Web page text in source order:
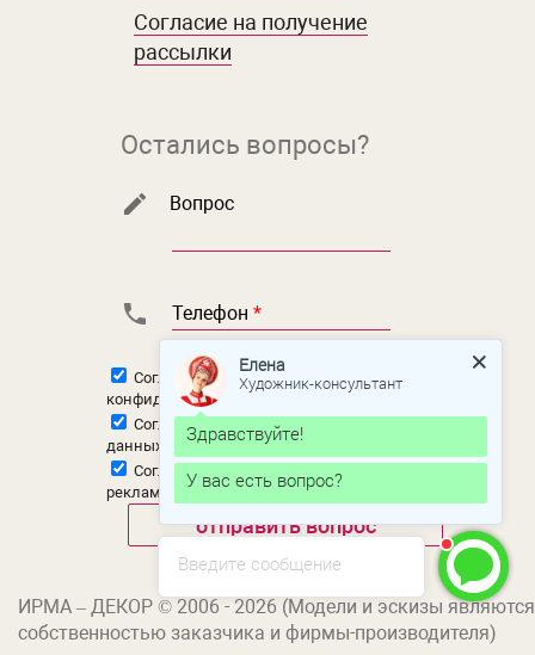
Согласие на получение
рассылки
Остались вопросы?
Вопрос
Телефон *
Согласен сполитикой
конфиденциальности
Согласен на
обработку персональных
данных
Согласен на
получение новостной и
рекламной рассылки
ИРМА – ДЕКОР © 2006 - 2026 (Модели и эскизы являются
собственностью заказчика и фирмы-производителя)
Введите сообщение
Елена
Художник-консультант
Здравствуйте!
У вас есть вопрос?